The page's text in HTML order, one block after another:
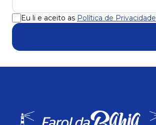
Eu li e aceito as Política de Privacidade